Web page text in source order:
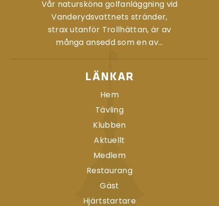
Vår natursköna golfanläggning vid
Vanderydsvattnets stränder,
strax utanför Trollhättan, är av
många ansedd som en av...
LÄNKAR
Hem
Tävling
Klubben
Aktuellt
Medlem
Restaurang
Gäst
Hjärtstartare